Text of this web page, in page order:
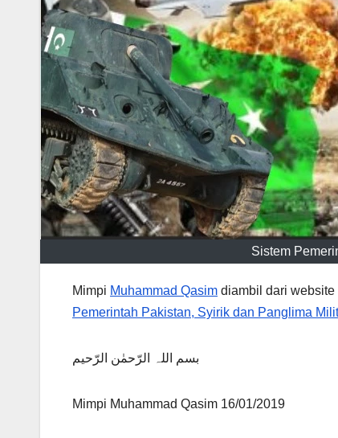
Sistem
Mimpi Muhammad Qasim diambil dari website
Pemerintah Pakistan, Syirik dan Panglima
بسم اللہ الرّحمٰن الرّحیم
Mimpi Muhammad Qasim 16/01/2019